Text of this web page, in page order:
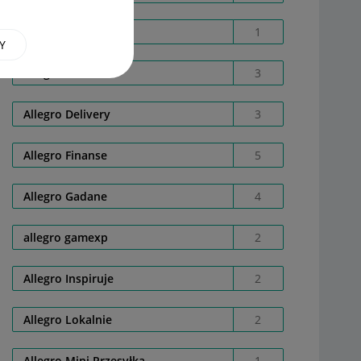
1
3
Allegro Delivery 3
Allegro Finanse 5
Allegro Gadane 4
allegro gamexp 2
Allegro Inspiruje 2
Allegro Lokalnie 2